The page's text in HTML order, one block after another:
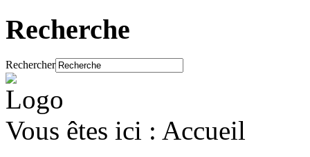
Recherche
Rechercher
Vous êtes ici : Accueil